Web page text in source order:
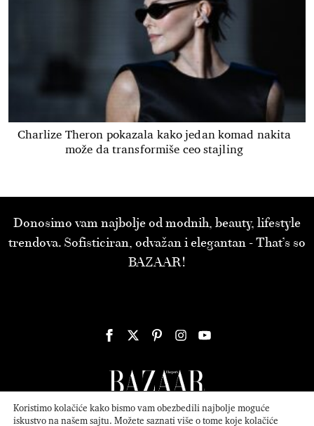
Charlize Theron pokazala kako jedan komad nakita
može da transformiše ceo stajling
Donosimo vam najbolje od modnih, beauty, lifestyle
trendova. Sofisticiran, odvažan i elegantan - That’s so
BAZAAR!
Koristimo kolačiće kako bismo vam obezbedili najbolje moguće
iskustvo na našem sajtu. Možete saznati više o tome koje kolačiće